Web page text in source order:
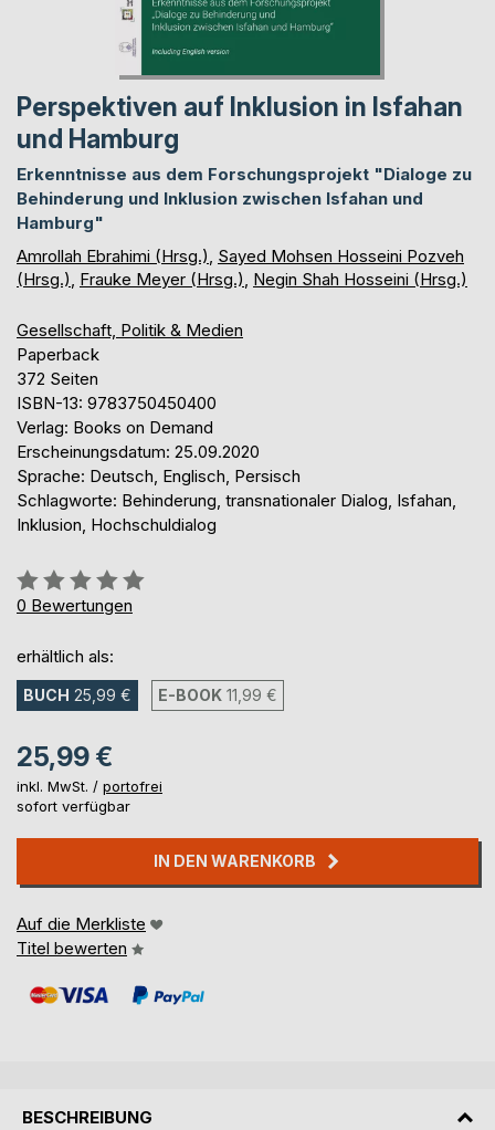
Perspektiven auf Inklusion in Isfahan
und Hamburg
Erkenntnisse aus dem Forschungsprojekt "Dialoge zu
Behinderung und Inklusion zwischen Isfahan und
Hamburg"
Amrollah Ebrahimi (Hrsg.), Sayed Mohsen Hosseini Pozveh
(Hrsg.), Frauke Meyer (Hrsg.), Negin Shah Hosseini (Hrsg.)
Gesellschaft, Politik & Medien
Paperback
372 Seiten
ISBN-13: 9783750450400
Verlag: Books on Demand
Erscheinungsdatum: 25.09.2020
Sprache: Deutsch, Englisch, Persisch
Schlagworte: Behinderung, transnationaler Dialog, Isfahan,
Inklusion, Hochschuldialog
Bewertung::
0%
0 Bewertungen
erhältlich als:
BUCH 25,99 € E-BOOK 11,99 €
25,99 €
inkl. MwSt. / portofrei
sofort verfügbar
IN DEN WARENKORB
Auf die Merkliste
Titel bewerten
BESCHREIBUNG